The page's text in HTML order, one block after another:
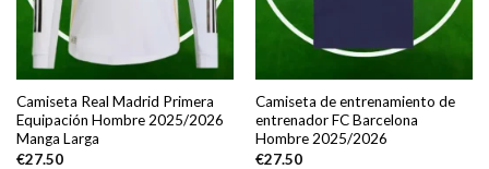
Camiseta Real Madrid Primera
Equipación Hombre 2025/2026
Manga Larga
€27.50
Camiseta de entrenamiento de
entrenador FC Barcelona
Hombre 2025/2026
€27.50